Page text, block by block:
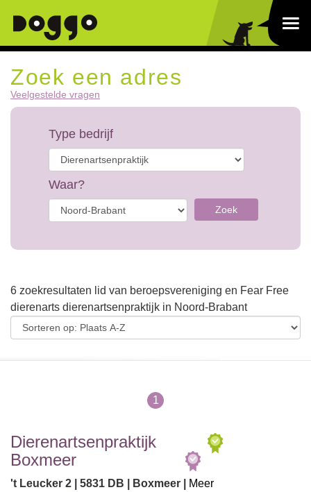
Zoek een adres
Veelgestelde vragen
Type bedrijf
Waar?
Zoek
6 zoekresultaten lid van beroepsvereniging en Fear Free
dierenarts dierenartsenpraktijk in Noord-Brabant
1
Dierenartsenpraktijk
Boxmeer
't Leucker 2 | 5831 DB | Boxmeer |
Meer